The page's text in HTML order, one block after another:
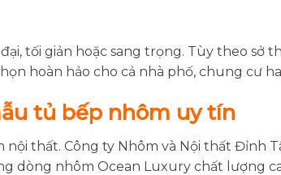
tối giản hoặc sang trọng. Tùy theo sở
hoàn hảo cho cả nhà phố, chung cư
tủ bếp nhôm uy tín
thất. Công ty Nhôm và Nội thất Đỉnh
dòng nhôm Ocean Luxury chất lượng